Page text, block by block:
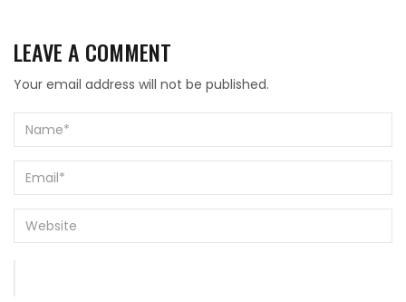
LEAVE A COMMENT
Your email address will not be published.